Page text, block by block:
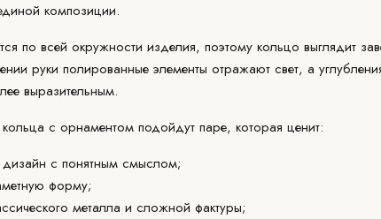
композиции.
по всей окружности изделия, поэтому кольцо выглядит
руки полированные элементы отражают свет, а
выразительным.
с орнаментом подойдут паре, которая ценит:
с понятным смыслом;
форму;
металла и сложной фактуры;